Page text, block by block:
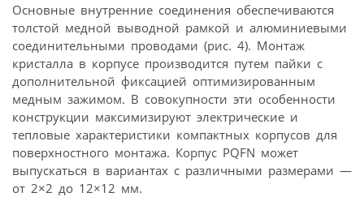
Основные внутренние соединения обеспечиваются
толстой медной выводной рамкой и алюминиевыми
соединительными проводами (рис. 4). Монтаж
кристалла в корпусе производится путем пайки с
дополнительной фиксацией оптимизированным
медным зажимом. В совокупности эти особенности
конструкции максимизируют электрические и
тепловые характеристики компактных корпусов для
поверхностного монтажа. Корпус PQFN может
выпускаться в вариантах с различными размерами —
от 2×2 до 12×12 мм.